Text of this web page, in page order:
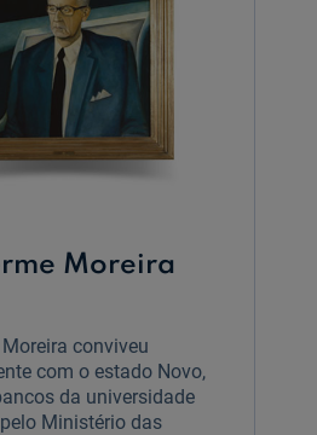
Moreira
conviveu
com o estado Novo,
da universidade
Ministério das